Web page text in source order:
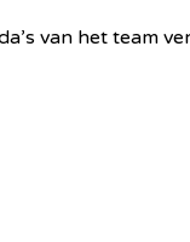
van het team